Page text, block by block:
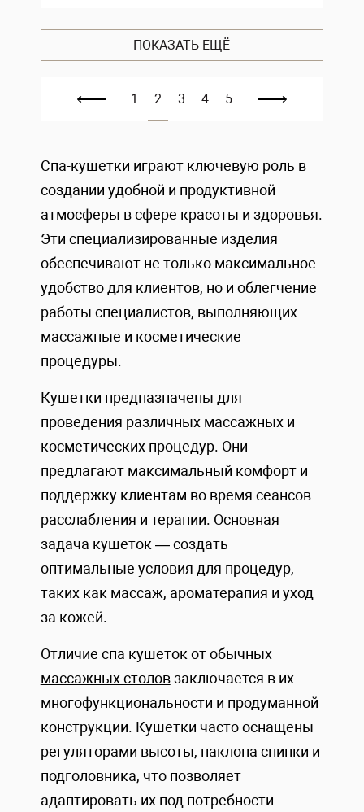
ПОКАЗАТЬ ЕЩЁ
1 2 3 4 5
Спа-кушетки играют ключевую роль в
создании удобной и продуктивной
атмосферы в сфере красоты и здоровья.
Эти специализированные изделия
обеспечивают не только максимальное
удобство для клиентов, но и облегчение
работы специалистов, выполняющих
массажные и косметические
процедуры.
Кушетки предназначены для
проведения различных массажных и
косметических процедур. Они
предлагают максимальный комфорт и
поддержку клиентам во время сеансов
расслабления и терапии. Основная
задача кушеток — создать
оптимальные условия для процедур,
таких как массаж, ароматерапия и уход
за кожей.
Отличие спа кушеток от обычных
массажных столовзаключается в их
многофункциональности и продуманной
конструкции. Кушетки часто оснащены
регуляторами высоты, наклона спинки и
подголовника, что позволяет
адаптировать их под потребности